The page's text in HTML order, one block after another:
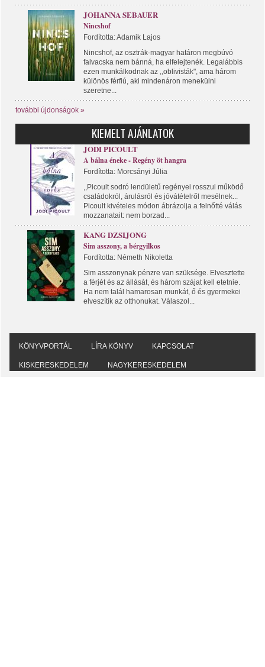
JOHANNA SEBAUER
Nincshof
Fordította: Adamik Lajos
Nincshof, az osztrák-magyar határon megbúvó
falvacska nem bánná, ha elfelejtenék. Legalábbis
ezen munkálkodnak az ,,oblivisták", ama három
különös férfiú, aki mindenáron menekülni
szeretne...
további újdonságok »
KIEMELT AJÁNLATOK
JODI PICOULT
A bálna éneke - Regény öt hangra
Fordította: Morcsányi Júlia
,,Picoult sodró lendületű regényei rosszul működő
családokról, árulásról és jóvátételről mesélnek...
Picoult kivételes módon ábrázolja a felnőtté válás
mozzanatait: nem borzad...
KANG DZSIJONG
Sim asszony, a bérgyilkos
Fordította: Németh Nikoletta
Sim asszonynak pénzre van szüksége. Elvesztette
a férjét és az állását, és három szájat kell etetnie.
Ha nem talál hamarosan munkát, ő és gyermekei
elveszítik az otthonukat. Válaszol...
KÖNYVPORTÁL LÍRA KÖNYV KAPCSOLAT
KISKERESKEDELEM NAGYKERESKEDELEM